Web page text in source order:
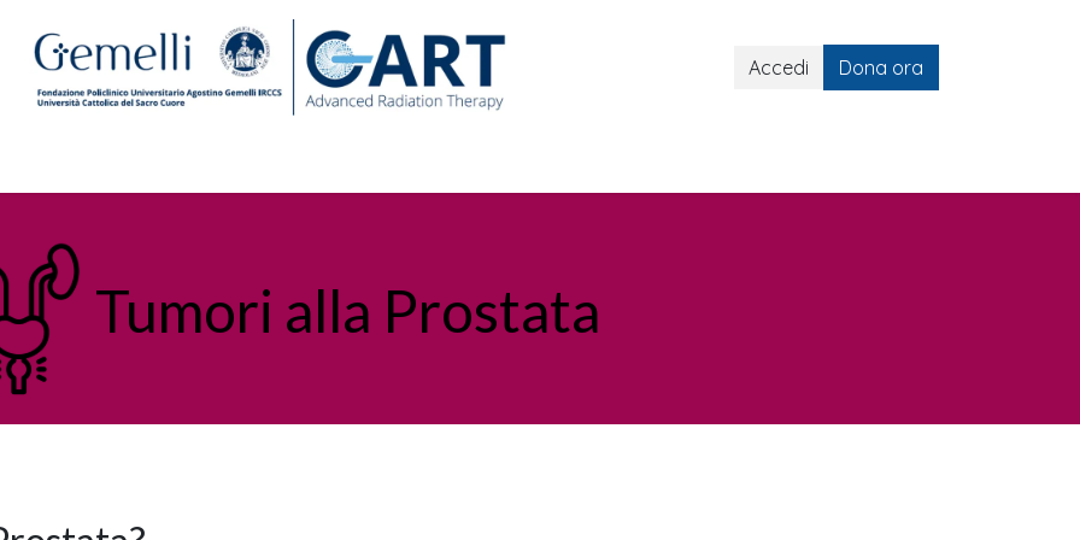
Accedi Dona ora
Tumori alla Prostata